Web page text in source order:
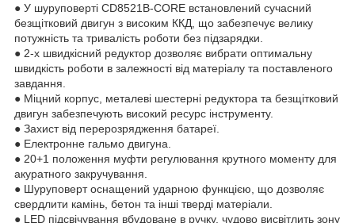
● У шуруповерті CD8521B-CORE встановлений сучасний
безщітковий двигун з високим ККД, що забезпечує велику
потужність та тривалість роботи без підзарядки.
● 2-х швидкісний редуктор дозволяє вибрати оптимальну
швидкість роботи в залежності від матеріалу та поставленого
завдання.
● Міцний корпус, металеві шестерні редуктора та безщітковий
двигун забезпечують високий ресурс інструменту.
● Захист від перерозрядження батареї.
● Електронне гальмо двигуна.
● 20+1 положення муфти регулювання крутного моменту для
акуратного закручування.
● Шуруповерт оснащений ударною функцією, що дозволяє
свердлити камінь, бетон та інші тверді матеріали.
● LED підсвічування вбудоване в ручку, чудово висвітлить зону